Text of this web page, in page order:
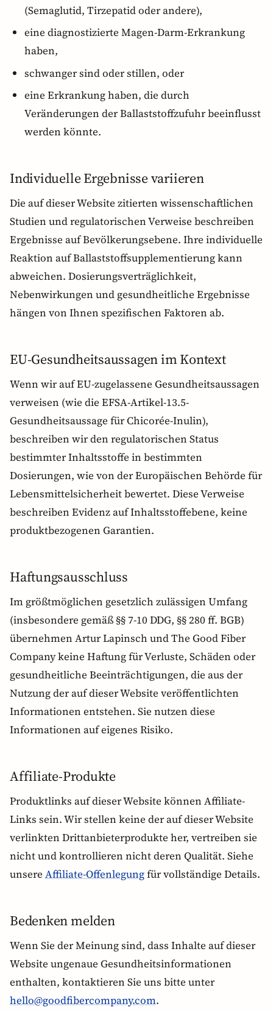
(Semaglutid, Tirzepatid oder andere),
eine diagnostizierte Magen-Darm-Erkrankung
haben,
schwanger sind oder stillen, oder
eine Erkrankung haben, die durch
Veränderungen der Ballaststoffzufuhr beeinflusst
werden könnte.
Individuelle Ergebnisse variieren
Die auf dieser Website zitierten wissenschaftlichen
Studien und regulatorischen Verweise beschreiben
Ergebnisse auf Bevölkerungsebene. Ihre individuelle
Reaktion auf Ballaststoffsupplementierung kann
abweichen. Dosierungsverträglichkeit,
Nebenwirkungen und gesundheitliche Ergebnisse
hängen von Ihnen spezifischen Faktoren ab.
EU-Gesundheitsaussagen im Kontext
Wenn wir auf EU-zugelassene Gesundheitsaussagen
verweisen (wie die EFSA-Artikel-13.5-
Gesundheitsaussage für Chicorée-Inulin),
beschreiben wir den regulatorischen Status
bestimmter Inhaltsstoffe in bestimmten
Dosierungen, wie von der Europäischen Behörde für
Lebensmittelsicherheit bewertet. Diese Verweise
beschreiben Evidenz auf Inhaltsstoffebene, keine
produktbezogenen Garantien.
Haftungsausschluss
Im größtmöglichen gesetzlich zulässigen Umfang
(insbesondere gemäß §§ 7-10 DDG, §§ 280 ff. BGB)
übernehmen Artur Lapinsch und The Good Fiber
Company keine Haftung für Verluste, Schäden oder
gesundheitliche Beeinträchtigungen, die aus der
Nutzung der auf dieser Website veröffentlichten
Informationen entstehen. Sie nutzen diese
Informationen auf eigenes Risiko.
Affiliate-Produkte
Produktlinks auf dieser Website können Affiliate-
Links sein. Wir stellen keine der auf dieser Website
verlinkten Drittanbieterprodukte her, vertreiben sie
nicht und kontrollieren nicht deren Qualität. Siehe
unsere Affiliate-Offenlegungfür vollständige Details.
Bedenken melden
Wenn Sie der Meinung sind, dass Inhalte auf dieser
Website ungenaue Gesundheitsinformationen
enthalten, kontaktieren Sie uns bitte unter
hello@goodfibercompany.com.